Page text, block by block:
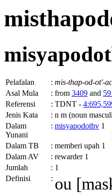
Pelafalan : mis-thap-od-ot'-
Asal Mula
: from 3409 and
Referensi
: TDNT -
Jenis Kata
: n m (noun
Dalam
Yunani
: misyapodothv 1
Dalam TB : memberi upah 1
Dalam AV
: rewarder 1
Jumlah
: 1
Definisi
: ou